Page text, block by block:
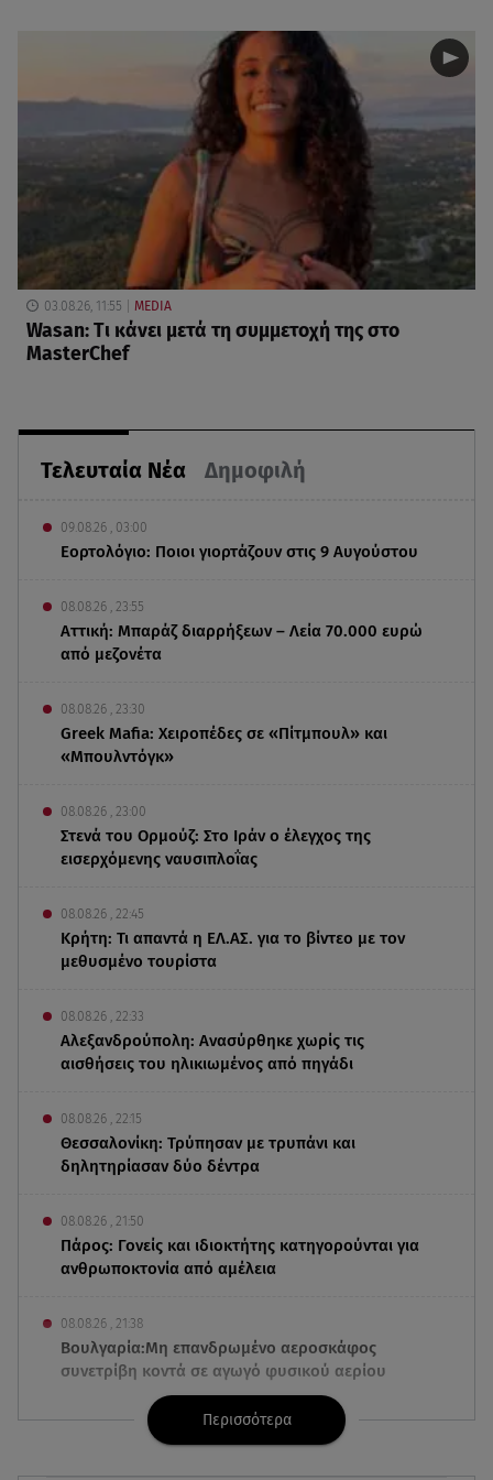
Τελευταία Νέα Δημοφιλή
09.08.26 , 03:00
Εορτολόγιο: Ποιοι γιορτάζουν στις 9 Αυγούστου
08.08.26 , 23:55
Αττική: Μπαράζ διαρρήξεων – Λεία 70.000 ευρώ
από μεζονέτα
08.08.26 , 23:30
Greek Mafia: Χειροπέδες σε «Πίτμπουλ» και
«Μπουλντόγκ»
08.08.26 , 23:00
Στενά του Ορμούζ: Στο Ιράν ο έλεγχος της
εισερχόμενης ναυσιπλοΐας
08.08.26 , 22:45
Κρήτη: Τι απαντά η ΕΛ.ΑΣ. για το βίντεο με τον
μεθυσμένο τουρίστα
08.08.26 , 22:33
Αλεξανδρούπολη: Ανασύρθηκε χωρίς τις
αισθήσεις του ηλικιωμένος από πηγάδι
08.08.26 , 22:15
Θεσσαλονίκη: Τρύπησαν με τρυπάνι και
δηλητηρίασαν δύο δέντρα
08.08.26 , 21:50
Πάρος: Γονείς και ιδιοκτήτης κατηγορούνται για
ανθρωποκτονία από αμέλεια
08.08.26 , 21:38
Βουλγαρία:Μη επανδρωμένο αεροσκάφος
συνετρίβη κοντά σε αγωγό φυσικού αερίου
Φωτιά στην Αττικοβοιωτία: Ενέργεια ίση με έξι
ατομικές βόμβες
Περισσότερα
03.08.26, 11:55 MEDIA
Wasan: Tι κάνει μετά τη συμμετοχή της στο
MasterChef